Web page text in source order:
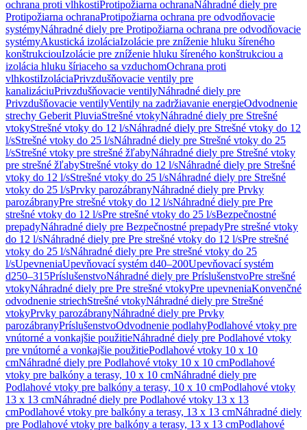
ochrana proti vlhkostiProtipožiarna ochranaNáhradné diely pre
Protipožiarna ochranaProtipožiarna ochrana pre odvodňovacie
systémyNáhradné diely pre Protipožiarna ochrana pre odvodňovacie
systémyAkustická izoláciaIzolácie pre zníženie hluku šíreného
konštrukciouIzolácie pre zníženie hluku šíreného konštrukciou a
izolácia hluku šíriaceho sa vzduchomOchrana proti
vlhkostiIzoláciaPrivzdušňovacie ventily pre
kanalizáciuPrivzdušňovacie ventilyNáhradné diely pre
Privzdušňovacie ventilyVentily na zadržiavanie energieOdvodnenie
strechy Geberit PluviaStrešné vtokyNáhradné diely pre Strešné
vtokyStrešné vtoky do 12 l/sNáhradné diely pre Strešné vtoky do 12
l/sStrešné vtoky do 25 l/sNáhradné diely pre Strešné vtoky do 25
l/sStrešné vtoky pre strešné žľabyNáhradné diely pre Strešné vtoky
pre strešné žľabyStrešné vtoky do 12 l/sNáhradné diely pre Strešné
vtoky do 12 l/sStrešné vtoky do 25 l/sNáhradné diely pre Strešné
vtoky do 25 l/sPrvky parozábranyNáhradné diely pre Prvky
parozábranyPre strešné vtoky do 12 l/sNáhradné diely pre Pre
strešné vtoky do 12 l/sPre strešné vtoky do 25 l/sBezpečnostné
prepadyNáhradné diely pre Bezpečnostné prepadyPre strešné vtoky
do 12 l/sNáhradné diely pre Pre strešné vtoky do 12 l/sPre strešné
vtoky do 25 l/sNáhradné diely pre Pre strešné vtoky do 25
l/sUpevneniaUpevňovací systém d40–200Upevňovací systém
d250–315PríslušenstvoNáhradné diely pre PríslušenstvoPre strešné
vtokyNáhradné diely pre Pre strešné vtokyPre upevneniaKonvenčné
odvodnenie striechStrešné vtokyNáhradné diely pre Strešné
vtokyPrvky parozábranyNáhradné diely pre Prvky
parozábranyPríslušenstvoOdvodnenie podlahyPodlahové vtoky pre
vnútorné a vonkajšie použitieNáhradné diely pre Podlahové vtoky
pre vnútorné a vonkajšie použitiePodlahové vtoky 10 x 10
cmNáhradné diely pre Podlahové vtoky 10 x 10 cmPodlahové
vtoky pre balkóny a terasy, 10 x 10 cmNáhradné diely pre
Podlahové vtoky pre balkóny a terasy, 10 x 10 cmPodlahové vtoky
13 x 13 cmNáhradné diely pre Podlahové vtoky 13 x 13
cmPodlahové vtoky pre balkóny a terasy, 13 x 13 cmNáhradné diely
pre Podlahové vtoky pre balkóny a terasy, 13 x 13 cmPodlahové